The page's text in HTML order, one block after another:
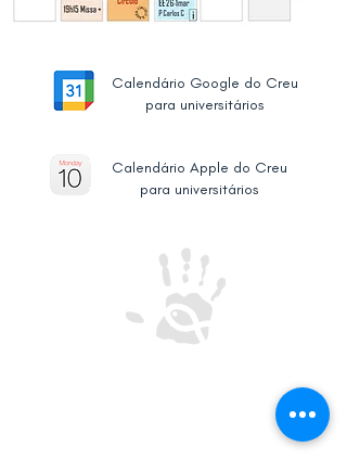
Calendário Google do Creu
para universitários
Calendário Apple do Creu
para universitários
Centro de Reflexão e Encontro Universitário
Rua de Oliveira Monteiro 562, 4050-440 Porto